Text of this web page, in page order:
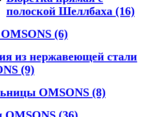
полоской Шеллбаха (16)
(6)
из нержавеющей стали
(9)
OMSONS (8)